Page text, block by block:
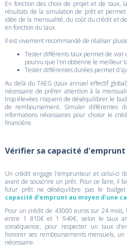
En fonction des choix de projet et de taux,
résultats de la simulation de prêt et
idée de la mensualité, du coût du crédit et
en fonction du taux.
Il est vivement recommandé de réaliser
Tester différents taux permet de voir
pourvu que l'on obtienne le meilleur
Tester différentes durées permet
Au delà du TAEG (taux annuel effectif
nécessaire de prêter attention à la
trop élevées risquent de déséquilibrer le
de remboursement. Simuler différentes
informations nécessaires pour choisir le
financière.
Vérifier sa capacité d'emprunt
Un crédit engage l'emprunteur et celui-ci
avant de souscrire un prêt. Pour ce faire, il
futur prêt ne déséquilibre pas le
capacité d'emprunt au moyen d'une
Pour un crédit de 43000 euros sur 24
entre 1 810€ et 1 949€, selon le taux
conséquence, pour respecter un taux
honorer ses remboursements mensuels,
nécessaire.